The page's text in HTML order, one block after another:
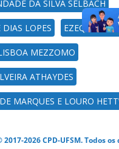
DA SILVA SELBACH
DIAS LOPES EZEQUIEL
MEZZOMO
ATHAYDES
MARQUES E LOURO
2026 CPD-UFSM. Todos